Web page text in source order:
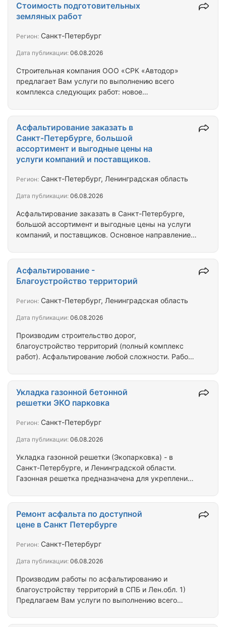
комплексах, а также укладка асфальта внутри
складских помещений. Строительство и
асфальтирование стоянок под грузового и
легкового автотранспорта и асфальтировка внутри
восстановление дорог география деятельности
Строительная компания ООО «СРК «Автодор»
предлагает Вам услуги по выполнению всего
комплекса следующих работ: новое
автомобильных дорог и дворовых территорий,
благоустройство площадок, и пешеходных
дорожек, озеленение, восстановление газонов,
кровельные и отделочные работы. Косметический
ремонт: фасадов зданий, валка деревьев,
герметизация швов, монтажные работы.
Стоимость подготовительных
земляных работ
Регион: Санкт-Петербург
Дата публикации: 06.08.2026
Асфальтирование заказать в Санкт-Петербурге,
большой ассортимент и выгодные цены на услуги
компаний, и поставщиков. Основное направление
осуществляем строительство дорог и площадок на
территории заводов, фабрик, торговых и
складских комплексах, а также укладка асфальта
внутри складских помещений. Строительство и
легкового автотранспорта и асфальтировка внутри
Асфальтирование заказать в
Санкт-Петербурге, большой
ассортимент и выгодные цены на
услуги компаний и поставщиков.
Регион: Санкт-Петербург, Ленинградская область
Дата публикации: 06.08.2026
Производим строительство дорог,
благоустройство территорий (полный комплекс
работ). Асфальтирование любой сложности. Работа
опыт работы. Индивидуальный подход к каждому
объекту строительства. Асфальтирование и
благоустройство территорий в Санкт-Петербурге -
отзывы, фото, телефоны, адреса с рейтингом,
Асфальтирование -
Благоустройство территорий
Регион: Санкт-Петербург, Ленинградская область
Дата публикации: 06.08.2026
Укладка газонной решетки (Экопарковка) - в
Санкт-Петербурге, и Ленинградской области.
Газонная решетка предназначена для укрепления
экологических паркингов становится все более
популярным, особенно распространены
экопарковки в крупных городах и мегаполисах.
Такие "зеленые" парковки не только красиво и
улучшают состояние окружающей среды. Укладка
Укладка газонной бетонной
решетки ЭКО парковка
Регион: Санкт-Петербург
Дата публикации: 06.08.2026
Производим работы по асфальтированию и
благоустройству территорий в СПБ и Лен.обл. 1)
Предлагаем Вам услуги по выполнению всего
Ремонт асфальта по доступной
цене в Санкт Петербурге
Регион: Санкт-Петербург
Дата публикации: 06.08.2026